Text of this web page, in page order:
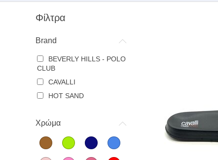
Φίλτρα
Brand
BEVERLY HILLS - POLO
CLUB
CAVALLI
HOT SAND
Χρώμα